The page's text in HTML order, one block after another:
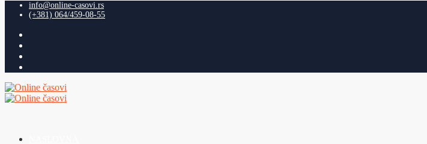
info@online-casovi.rs
(+381) 064/459-08-55